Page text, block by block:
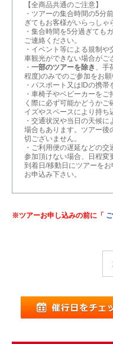
【全商品共通のご注意】
・ツアーの集合時間の5分
ぎてもお客様がいらっしゃ
・集合時間を5分過ぎても
ご連絡ください。
・イベント等による規制
車観光ができない場合がご
・ 一部のツアーを除き 、手
程度)のみでのご参加をお願
・パスポート又はIDの携帯
・車椅子やベビーカーを
く際に必ず可能かどうか
イズやスペースにより持ち
・交通状況や当日の天候
場合もあります。ツアー後
切ございません。
・ご利用便の遅延などの
参加頂けない場合、日程変
到着日/移動日にツアーを
お申込み下さい。
※ツアーお申し込みの前に「